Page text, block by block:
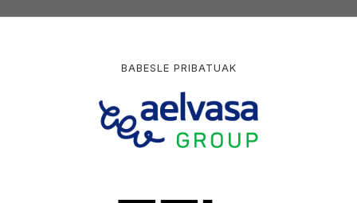
BABESLE PRIBATUAK